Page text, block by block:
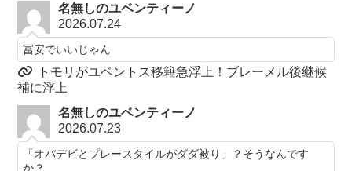
名無しのユベンティーノ
2026.07.24
冨安でいいじゃん
トモリがユベントス移籍急浮上！ブレーメル後継候
補に浮上
名無しのユベンティーノ
2026.07.23
「オバデビとプレースタイルがダダ被り」？そうなんです
か？